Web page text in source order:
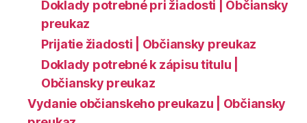
Doklady potrebné pri žiadosti | Občiansky
preukaz
Prijatie žiadosti | Občiansky preukaz
Doklady potrebné k zápisu titulu |
Občiansky preukaz
Vydanie občianskeho preukazu | Občiansky